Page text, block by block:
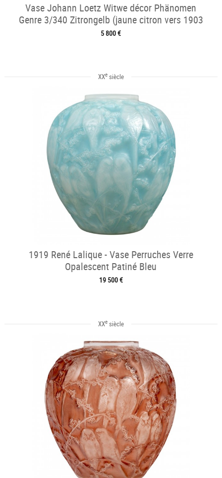
Vase Johann Loetz Witwe décor Phänomen
Genre 3/340 Zitrongelb (jaune citron vers 1903
5 800 €
XXesiècle
1919 René Lalique - Vase Perruches Verre
Opalescent Patiné Bleu
19 500 €
XXesiècle